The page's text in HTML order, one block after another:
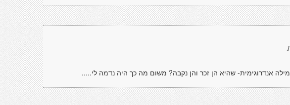
אנדרוגימית- שהיא הן זכר והן נקבה? משום מה כך היה נדמה לי.....